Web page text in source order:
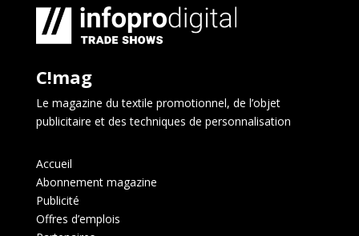
C!mag
Le magazine du textile promotionnel, de l’objet
publicitaire et des techniques de personnalisation
Accueil
Abonnement magazine
Publicité
Offres d’emplois